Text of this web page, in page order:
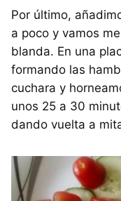
Por último,
a poco y vamos
blanda. En una
formando las
cuchara y
unos 25 a 30
dando vuelta a